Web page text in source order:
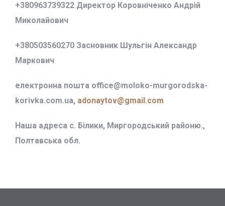
+380963739322 Директор Коровніченко Андрій
Миколайович
+380503560270 Засновник Шульгін Александр
Маркович
електронна пошта office@moloko-murgorodska-
korivka.com.ua, adonaytov@gmail.com
Наша адреса с. Білики, Миргородський районю.,
Полтавська обл.